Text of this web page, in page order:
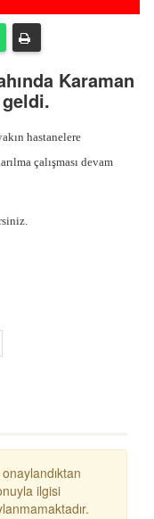
Karaman
hastanelere
çalışması devam
ilgisi